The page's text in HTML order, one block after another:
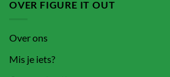
OVER FIGURE IT OUT
Over ons
Mis je iets?